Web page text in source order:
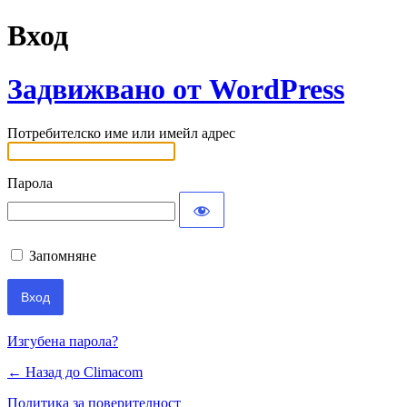
Вход
Задвижвано от WordPress
Потребителско име или имейл адрес
Парола
Запомняне
Изгубена парола?
← Назад до Climacom
Политика за поверителност